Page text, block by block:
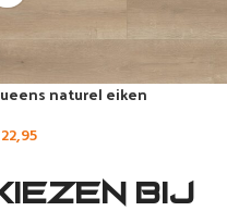
naturel eiken
22,95
bij